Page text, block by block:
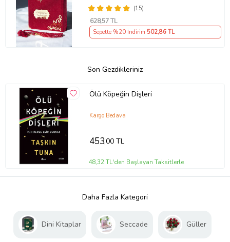
(15)
628,57 TL
Sepette %20 İndirim 502,86 TL
Son Gezdikleriniz
Ölü Köpeğin Dişleri
Kargo Bedava
453,00 TL
48,32 TL'den Başlayan Taksitlerle
Daha Fazla Kategori
Dini Kitaplar Seccade Güller